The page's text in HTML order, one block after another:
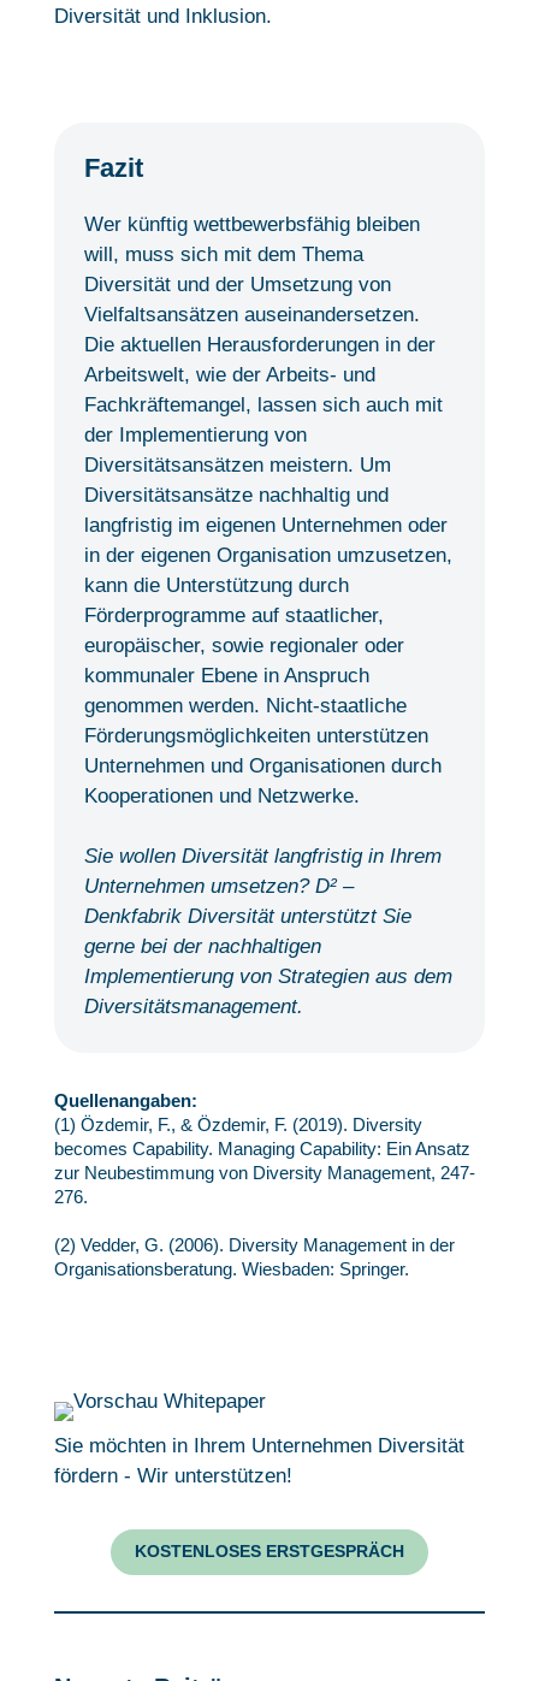
Sie möchten in Ihrem Unternehmen Diversität
fördern - Wir unterstützen!
KOSTENLOSES ERSTGESPRÄCH
Diversität und Inklusion.
Fazit
Wer künftig wettbewerbsfähig bleiben
will, muss sich mit dem Thema
Diversität und der Umsetzung von
Vielfaltsansätzen auseinandersetzen.
Die aktuellen Herausforderungen in der
Arbeitswelt, wie der Arbeits- und
Fachkräftemangel, lassen sich auch mit
der Implementierung von
Diversitätsansätzen meistern. Um
Diversitätsansätze nachhaltig und
langfristig im eigenen Unternehmen oder
in der eigenen Organisation umzusetzen,
kann die Unterstützung durch
Förderprogramme auf staatlicher,
europäischer, sowie regionaler oder
kommunaler Ebene in Anspruch
genommen werden. Nicht-staatliche
Förderungsmöglichkeiten unterstützen
Unternehmen und Organisationen durch
Kooperationen und Netzwerke.
Sie wollen Diversität langfristig in Ihrem
Unternehmen umsetzen? D² –
Denkfabrik Diversität unterstützt Sie
gerne bei der nachhaltigen
Implementierung von Strategien aus dem
Diversitätsmanagement.
Quellenangaben:
(1) Özdemir, F., & Özdemir, F. (2019). Diversity
becomes Capability. Managing Capability: Ein Ansatz
zur Neubestimmung von Diversity Management, 247-
276.
(2) Vedder, G. (2006). Diversity Management in der
Organisationsberatung. Wiesbaden: Springer.